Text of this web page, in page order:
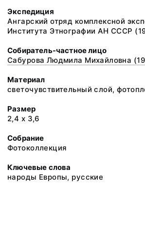
Экспедиция
Ангарский отряд комплексной
Института Этнографии АН СССР
Собиратель-частное лицо
Сабурова Людмила Михайловна
Материал
светочувствительный слой,
Размер
2,4 х 3,6
Собрание
Фотоколлекция
Ключевые слова
народы Европы, русские